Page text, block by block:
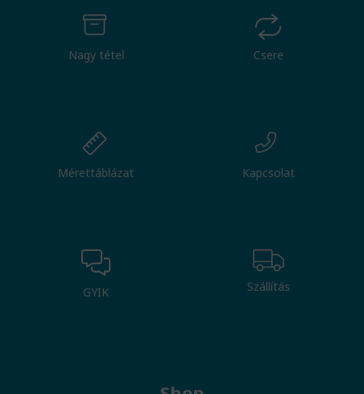
Nagy tétel Csere
Mérettáblázat Kapcsolat
GYIK Szállítás